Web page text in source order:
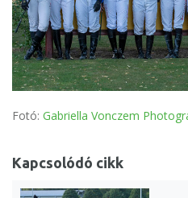
Fotó: Gabriella Vonczem
Kapcsolódó cikk